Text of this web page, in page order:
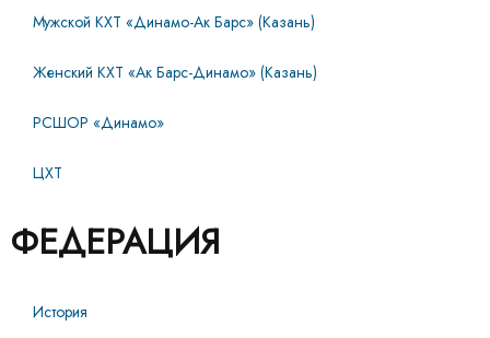
Мужской КХТ «Динамо-Ак Барс» (Казань)
Женский КХТ «Ак Барс-Динамо» (Казань)
РСШОР «Динамо»
ЦХТ
ФЕДЕРАЦИЯ
История